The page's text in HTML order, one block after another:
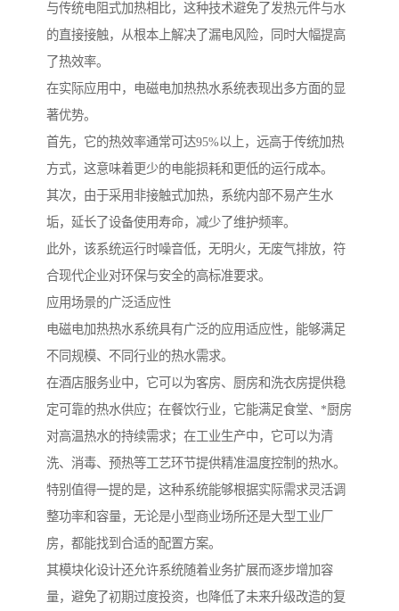
与传统电阻式加热相比，这种技术避免了发热元件与水
的直接接触，从根本上解决了漏电风险，同时大幅提高
了热效率。
在实际应用中，电磁电加热热水系统表现出多方面的显
著优势。
首先，它的热效率通常可达95%以上，远高于传统加热
方式，这意味着更少的电能损耗和更低的运行成本。
其次，由于采用非接触式加热，系统内部不易产生水
垢，延长了设备使用寿命，减少了维护频率。
此外，该系统运行时噪音低，无明火，无废气排放，符
合现代企业对环保与安全的高标准要求。
应用场景的广泛适应性
电磁电加热热水系统具有广泛的应用适应性，能够满足
不同规模、不同行业的热水需求。
在酒店服务业中，它可以为客房、厨房和洗衣房提供稳
定可靠的热水供应；在餐饮行业，它能满足食堂、*厨房
对高温热水的持续需求；在工业生产中，它可以为清
洗、消毒、预热等工艺环节提供精准温度控制的热水。
特别值得一提的是，这种系统能够根据实际需求灵活调
整功率和容量，无论是小型商业场所还是大型工业厂
房，都能找到合适的配置方案。
其模块化设计还允许系统随着业务扩展而逐步增加容
量，避免了初期过度投资，也降低了未来升级改造的复